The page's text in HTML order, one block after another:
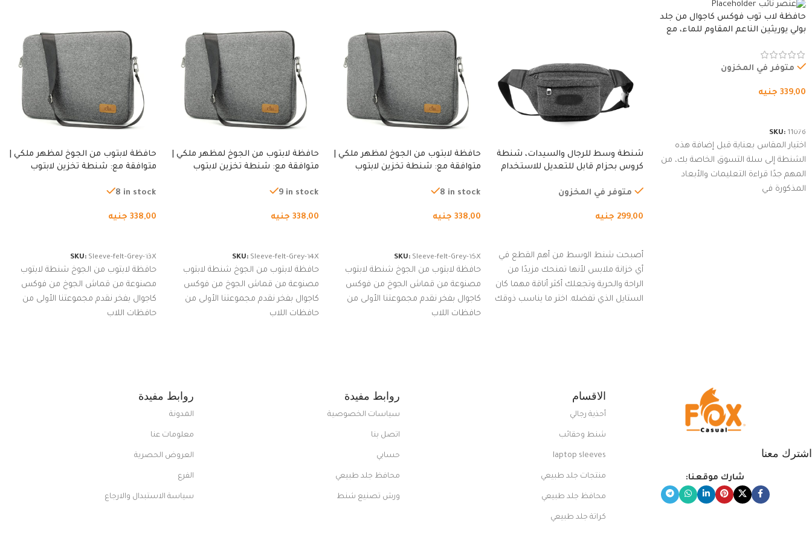
حافظة لاب توب فوكس كاجوال من جلد
بولي يوريثين الناعم المقاوم للماء، مع
متوفر في المخزون
339,00 جنيه
SKU: 11076
اختيار المقاس بعناية قبل إضافة هذه
الشنطة إلى سلة التسوق الخاصة بك، من
المهم جدًا قراءة التعليمات والأبعاد
المذكورة في
شنطة وسط للرجال والسيدات، شنطة
كروس بحزام قابل للتعديل للاستخدام
المشي لمسافات طويلة، وركوب
متوفر في المخزون
299,00 جنيه
أصبحت شنط الوسط من أهم القطع في
أي خزانة ملابس لأنها تمنحك مزيدًا من
الراحة والحرية وتجعلك أكثر أناقة مهما كان
الستايل الذي تفضله. اختر ما يناسب ذوقك
حافظة لابتوب من الجوخ لمظهر ملكي |
متوافقة مع: شنطة تخزين لابتوب
من الجوخ لجهاز نوت بوك والتابلت،
8 in stock
338,00 جنيه
SKU: Sleeve-felt-Grey-15X
حافظة لابتوب من الجوخ شنطة لابتوب
مصنوعة من قماش الجوخ من فوكس
كاجوال بفخر نقدم مجموعتنا الأولى من
حافظات اللاب
حافظة لابتوب من الجوخ لمظهر ملكي |
متوافقة مع: شنطة تخزين لابتوب
من الجوخ لجهاز نوت بوك والتابلت،
9 in stock
338,00 جنيه
SKU: Sleeve-felt-Grey-14X
حافظة لابتوب من الجوخ شنطة لابتوب
مصنوعة من قماش الجوخ من فوكس
كاجوال بفخر نقدم مجموعتنا الأولى من
حافظات اللاب
حافظة لابتوب من الجوخ لمظهر ملكي |
متوافقة مع: شنطة تخزين لابتوب
من الجوخ لجهاز نوت بوك والتابلت،
8 in stock
338,00 جنيه
SKU: Sleeve-felt-Grey-13X
حافظة لابتوب من الجوخ شنطة لابتوب
مصنوعة من قماش الجوخ من فوكس
كاجوال بفخر نقدم مجموعتنا الأولى من
حافظات اللاب
اشترك معنا
شارك موقعنا:
الاقسام
أحذية رجالي
شنط وحقائب
laptop sleeves
منتجات جلد طبيعي
محافظ جلد طبيعي
كراتة جلد طبيعي
روابط مفيدة
سياسات الخصوصية
اتصل بنا
حسابي
محافظ جلد طبيعي
ورش تصنيع شنط
روابط مفيدة
المدونة
معلومات عنا
العروض الحصرية
الفرع
سياسة الاستبدال والارجاع